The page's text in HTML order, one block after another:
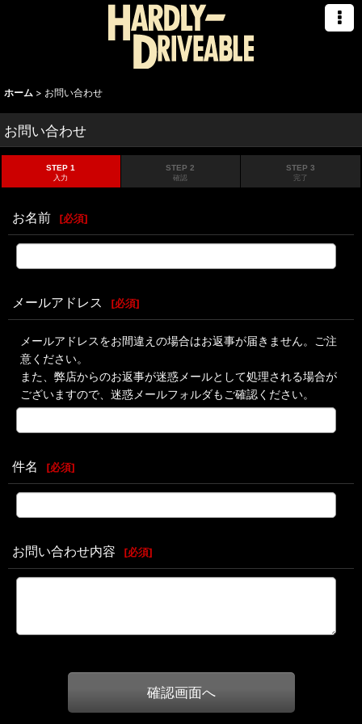
ホーム > お問い合わせ
お問い合わせ
STEP 1
入力
STEP 2
確認
STEP 3
完了
お名前 [必須]
メールアドレス [必須]
メールアドレスをお間違えの場合はお返事が届きません。ご注
意ください。
また、弊店からのお返事が迷惑メールとして処理される場合が
ございますので、迷惑メールフォルダもご確認ください。
件名 [必須]
お問い合わせ内容 [必須]
確認画面へ